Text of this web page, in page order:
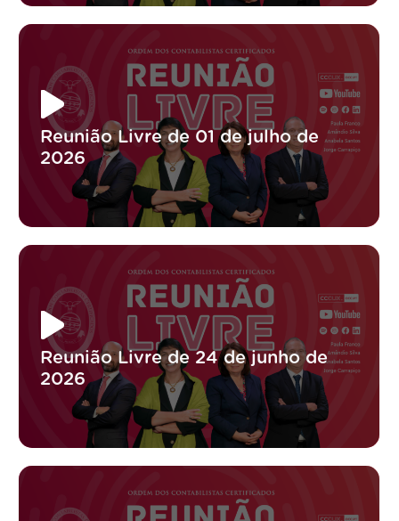
Reunião Livre de 01 de julho de
2026
Reunião Livre de 24 de junho de
2026